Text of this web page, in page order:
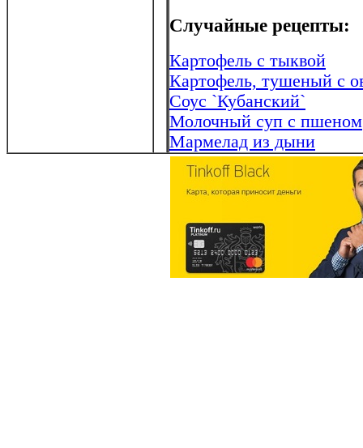
Случайные рецепты:
Картофель с тыквой
Картофель, тушеный с
Соус `Кубанский`
Молочный суп с пшеном
Мармелад из дыни